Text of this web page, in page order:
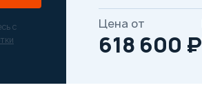
с
Цена от
618 600 ₽